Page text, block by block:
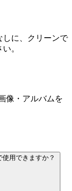
しに、クリーンで
。
像・アルバムを
用できますか？